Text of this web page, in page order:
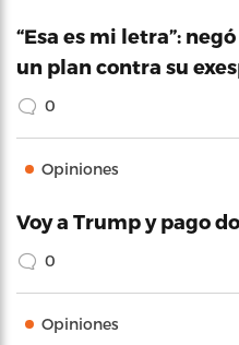
“Esa es mi letra”:
un plan contra su
0
Opiniones
Voy a Trump y pago
0
Opiniones